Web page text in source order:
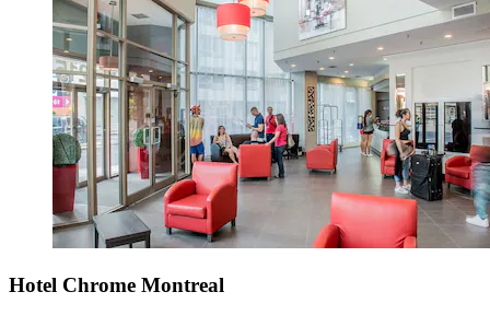
Hotel Chrome Montreal